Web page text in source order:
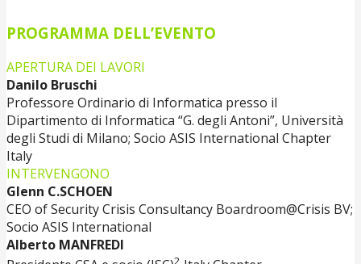
PROGRAMMA DELL’EVENTO
APERTURA DEI LAVORI
Danilo Bruschi
Professore Ordinario di Informatica presso il
Dipartimento di Informatica “G. degli Antoni”, Università
degli Studi di Milano; Socio ASIS International Chapter
Italy
INTERVENGONO
Glenn C.SCHOEN
CEO of Security Crisis Consultancy Boardroom@Crisis BV;
Socio ASIS International
Alberto MANFREDI
2